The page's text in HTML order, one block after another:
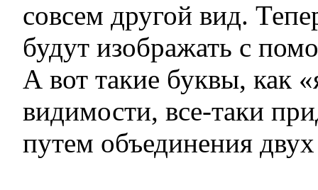
совсем другой вид.
будут изображать с
А вот такие буквы, как
видимости, все-таки
путем объединения